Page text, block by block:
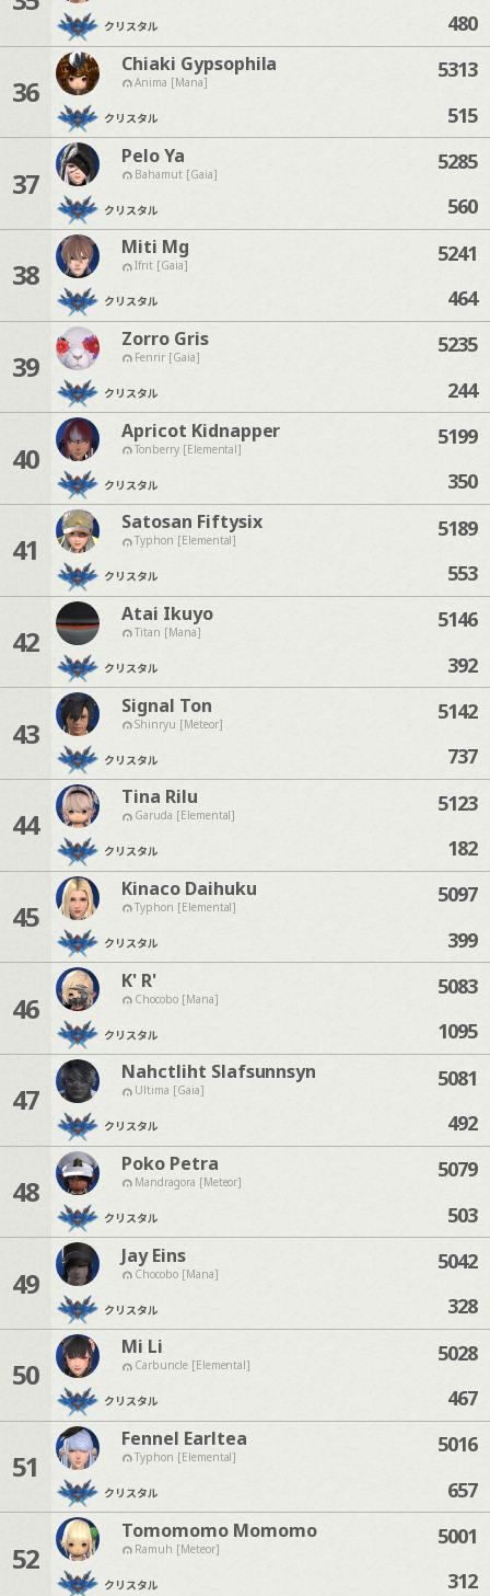
クリスタル 480
36
Chiaki Gypsophila
Anima [Mana]
クリスタル
5313
515
37
Pelo Ya
Bahamut [Gaia]
クリスタル
5285
560
38
Miti Mg
Ifrit [Gaia]
クリスタル
5241
464
39
Zorro Gris
Fenrir [Gaia]
クリスタル
5235
244
40
Apricot Kidnapper
Tonberry [Elemental]
クリスタル
5199
350
41
Satosan Fiftysix
Typhon [Elemental]
クリスタル
5189
553
42
Atai Ikuyo
Titan [Mana]
クリスタル
5146
392
43
Signal Ton
Shinryu [Meteor]
クリスタル
5142
737
44
Tina Rilu
Garuda [Elemental]
クリスタル
5123
182
45
Kinaco Daihuku
Typhon [Elemental]
クリスタル
5097
399
46
K' R'
Chocobo [Mana]
クリスタル
5083
1095
47
Nahctliht Slafsunnsyn
Ultima [Gaia]
クリスタル
5081
492
48
Poko Petra
Mandragora [Meteor]
クリスタル
5079
503
49
Jay Eins
Chocobo [Mana]
クリスタル
5042
328
50
Mi Li
Carbuncle [Elemental]
クリスタル
5028
467
51
Fennel Earltea
Typhon [Elemental]
クリスタル
5016
657
52
Tomomomo Momomo
Ramuh [Meteor]
クリスタル
5001
312